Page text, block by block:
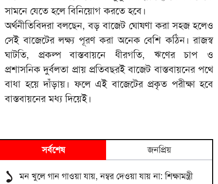
সামনে যেতে হলে বিনিয়োগ করতে হবে।
অর্থনীতিবিদরা বলছেন, বড় বাজেট ঘোষণা করা সহজ হলেও
সেই বাজেটের লক্ষ্য পূরণ করা অনেক বেশি কঠিন। রাজস্ব
ঘাটতি, প্রকল্প বাস্তবায়নে ধীরগতি, ঋণের চাপ ও
প্রশাসনিক দুর্বলতা প্রায় প্রতিবছরই বাজেট বাস্তবায়নের পথে
বাধা হয়ে দাঁড়ায়। ফলে এই বাজেটের প্রকৃত পরীক্ষা হবে
বাস্তবায়নের মধ্য দিয়েই।
সর্বশেষ জনপ্রিয়
১ মন খুলে গান গাওয়া যায়, নম্বর দেওয়া যায় না: শিক্ষামন্ত্রী